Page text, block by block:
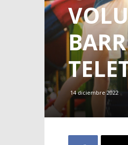
14 diciembre 2022